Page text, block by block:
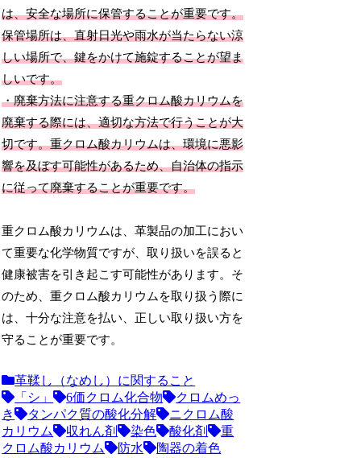
は、安全な場所に保管することが重要です。
保管場所は、直射日光や雨水が当たらない涼
しい場所で、鍵をかけて施錠することが望ま
しいです。
・廃棄方法に注意する重クロム酸カリウムを
廃棄する際には、適切な方法で行うことが大
切です。重クロム酸カリウムは、環境に悪影
響を及ぼす可能性があるため、自治体の指示
に従って廃棄することが重要です。
重クロム酸カリウムは、革製品の加工におい
て重要な化学物質ですが、取り扱いを誤ると
健康被害を引き起こす可能性があります。そ
のため、重クロム酸カリウムを取り扱う際に
は、十分な注意を払い、正しい取り扱い方を
守ることが重要です。
革鞣し（なめし）に関すること
「シ」
6価クロム化合物
クロムめっ
き
タンパク質の酸化分解
ニクロム酸
カリウム
収れん剤 染色 酸化剤
重
クロム酸カリウム
防水
陶器の着色